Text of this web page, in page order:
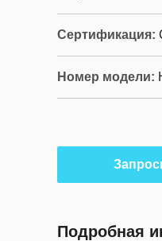
Сертификация:
Номер модели:
Подробная